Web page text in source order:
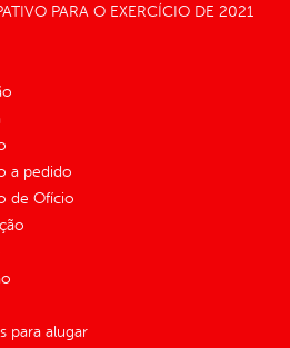
PARA O EXERCÍCIO DE 2021
a pedido
de Ofício
para alugar